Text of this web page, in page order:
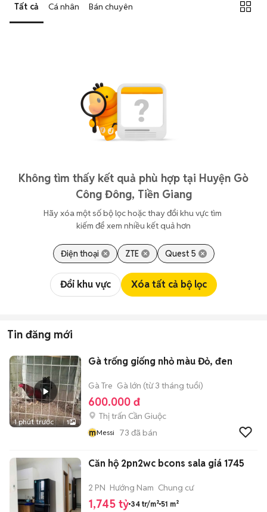
Tất cả Cá nhân Bán chuyên
Không tìm thấy kết quả phù hợp tại Huyện Gò
Công Đông, Tiền Giang
Hãy xóa một số bộ lọc hoặc thay đổi khu vực tìm
kiếm để xem nhiều kết quả hơn
Điện thoại ZTE Quest 5
Đổi khu vực Xóa tất cả bộ lọc
Tin đăng mới
1 phút trước 1
Gà trống giống nhỏ màu Đỏ, đen
Gà Tre Gà lớn (từ 3 tháng tuổi)
600.000 đ
Thị trấn Cần Giuộc
mMessi 73 đã bán
Căn hộ 2pn2wc bcons sala giá 1745
2 PN Hướng Nam Chung cư
1,745 tỷ 34 tr/m² 51 m²